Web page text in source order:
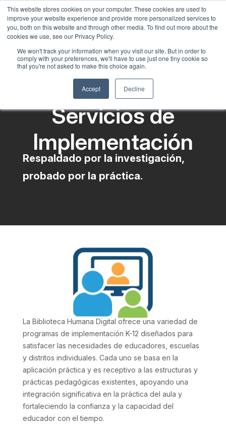
This website stores cookies on your computer. These cookies are used to
improve your website experience and provide more personalized services to
you, both on this website and through other media. To find out more about the
cookies we use, see our Privacy Policy.
We won't track your information when you visit our site. But in order to
comply with your preferences, we'll have to use just one tiny cookie so
that you're not asked to make this choice again.
Accept Decline
Servicios de
Implementación
Respaldado por la investigación,
probado por la práctica.
La Biblioteca Humana Digital ofrece una variedad de
programas de implementación K-12 diseñados para
satisfacer las necesidades de educadores, escuelas
y distritos individuales. Cada uno se basa en la
aplicación práctica y es receptivo a las estructuras y
prácticas pedagógicas existentes, apoyando una
integración significativa en la práctica del aula y
fortaleciendo la confianza y la capacidad del
educador con el tiempo.
Spanish
English
Chinese
Hindi
Tagalog
Cantonese
Italian